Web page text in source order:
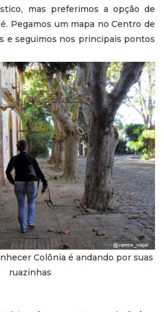
mas preferimos a opção de
Pegamos um mapa no Centro de
e seguimos nos principais pontos
Colônia é andando por suas
ruazinhas